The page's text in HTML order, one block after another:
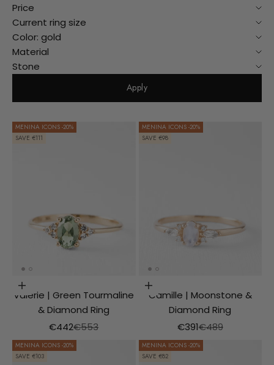
Price
Current ring size
Color: gold
Material
Stone
Apply
MENINA ICONS -20%
SAVE €111
Choosing options
Valerie | Green Tourmaline
& Diamond Ring
Aanbiedingsprijs
€442Normale prijs
€553
MENINA ICONS -20%
SAVE €98
Choosing options
Camille | Moonstone &
Diamond Ring
Aanbiedingsprijs
€391Normale prijs
€489
MENINA ICONS -20%
SAVE €103
MENINA ICONS -20%
SAVE €82